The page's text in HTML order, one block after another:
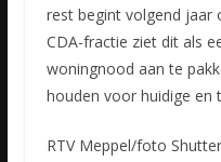
rest begint volgend jaar
CDA-fractie ziet dit als
woningnood aan te
houden voor huidige en
RTV Meppel/foto